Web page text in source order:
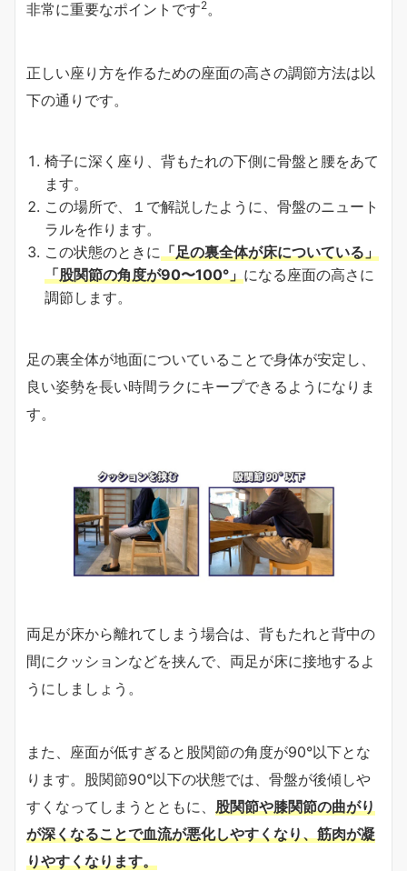
非常に重要なポイントです2。
正しい座り方を作るための座面の高さの調節方法は以
下の通りです。
椅子に深く座り、背もたれの下側に骨盤と腰をあて
ます。
この場所で、１で解説したように、骨盤のニュート
ラルを作ります。
この状態のときに「足の裏全体が床についている」
「股関節の角度が90〜100°」になる座面の高さに
調節します。
足の裏全体が地面についていることで身体が安定し、
良い姿勢を長い時間ラクにキープできるようになりま
す。
両足が床から離れてしまう場合は、背もたれと背中の
間にクッションなどを挟んで、両足が床に接地するよ
うにしましょう。
また、座面が低すぎると股関節の角度が90°以下とな
ります。股関節90°以下の状態では、骨盤が後傾しや
すくなってしまうとともに、 股関節や膝関節の曲がり
が深くなることで血流が悪化しやすくなり、筋肉が凝
りやすくなります。